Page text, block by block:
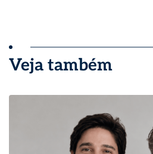
Veja também